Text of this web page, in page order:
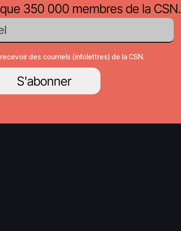
350 000 membres de la CSN.
des courriels (infolettres) de la CSN.
S'abonner